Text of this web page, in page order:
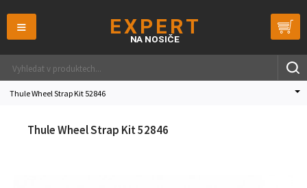
≡
Thule Wheel Strap Kit 52846
Thule Wheel Strap Kit 52846